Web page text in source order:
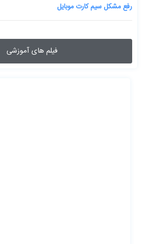
رفع مشکل سیم کارت موبایل
فیلم های آموزشی